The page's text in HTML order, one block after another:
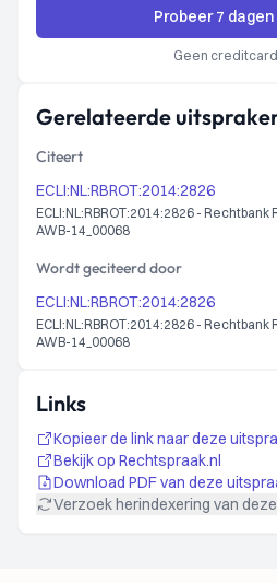
Probeer 7
Geen
Gerelateerde
Citeert
ECLI:NL:RBROT:2014:2826
ECLI:NL:RBROT:2014:2826 -
AWB-14_00068
Wordt geciteerd door
ECLI:NL:RBROT:2014:2826
ECLI:NL:RBROT:2014:2826 -
AWB-14_00068
Links
Kopieer de link naar deze
Bekijk op Rechtspraak.nl
Download PDF van deze
Verzoek herindexering van